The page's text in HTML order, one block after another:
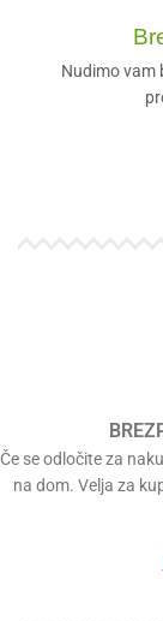
Nudimo vam
Če se odločite za
na dom. Velja za